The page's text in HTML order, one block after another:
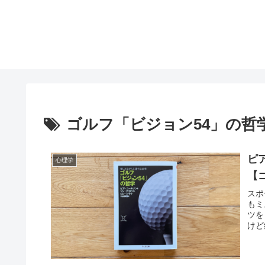
ゴルフ「ビジョン54」の哲
心理学
ピ
ス
も
ツ
け